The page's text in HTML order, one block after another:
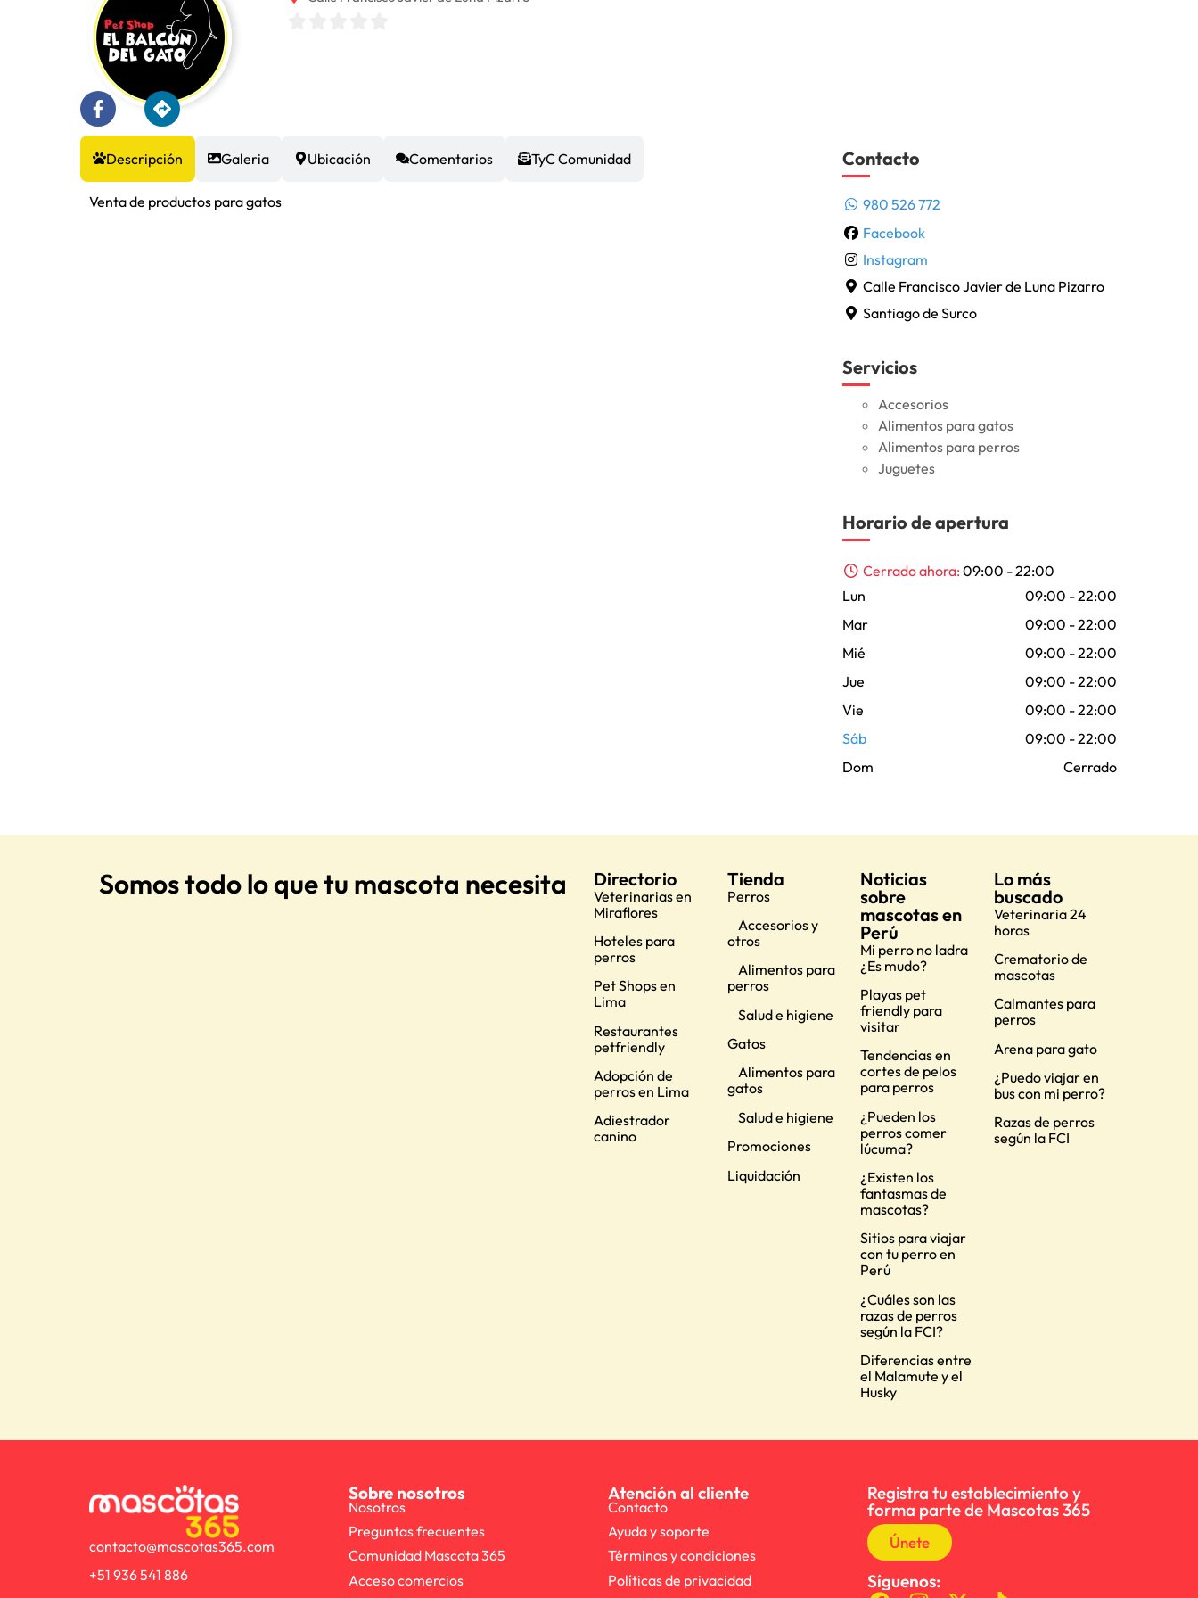
Descripción Galeria Ubicación Comentarios TyC Comunidad
Venta de productos para gatos
Contacto
980 526 772
Facebook
Instagram
Calle Francisco Javier de Luna Pizarro
Santiago de Surco
Servicios
Accesorios
Alimentos para gatos
Alimentos para perros
Juguetes
Horario de apertura
Cerrado ahora: 09:00 - 22:00
Lun
09:00 - 22:00
Mar
09:00 - 22:00
Mié
09:00 - 22:00
Jue
09:00 - 22:00
Vie
09:00 - 22:00
Sáb
09:00 - 22:00
Dom
Cerrado
Somos todo lo que tu mascota necesita Directorio
Veterinarias en
Miraflores
Hoteles para
perros
Pet Shops en
Lima
Restaurantes
petfriendly
Adopción de
perros en Lima
Adiestrador
canino
Tienda
Perros
Accesorios y
otros
Alimentos para
perros
Salud e higiene
Gatos
Alimentos para
gatos
Salud e higiene
Promociones
Liquidación
Noticias
sobre
mascotas en
Perú
Mi perro no ladra
¿Es mudo?
Playas pet
friendly para
visitar
Tendencias en
cortes de pelos
para perros
¿Pueden los
perros comer
lúcuma?
¿Existen los
fantasmas de
mascotas?
Sitios para viajar
con tu perro en
Perú
¿Cuáles son las
razas de perros
según la FCI?
Diferencias entre
el Malamute y el
Husky
Lo más
buscado
Veterinaria 24
horas
Crematorio de
mascotas
Calmantes para
perros
Arena para gato
¿Puedo viajar en
bus con mi perro?
Razas de perros
según la FCI
contacto@mascotas365.com
+51 936 541 886
Sobre nosotros
Nosotros
Preguntas frecuentes
Comunidad Mascota 365
Acceso comercios
Atención al cliente
Contacto
Ayuda y soporte
Términos y condiciones
Políticas de privacidad
Registra tu establecimiento y
forma parte de Mascotas 365
Únete
Síguenos: